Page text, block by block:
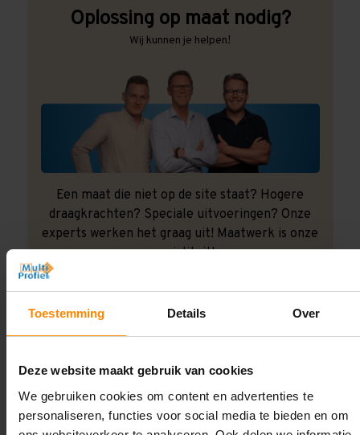
Toestemming Details Over
Deze website maakt gebruik van cookies
We gebruiken cookies om content en advertenties te
personaliseren, functies voor social media te bieden en om
Oplossing op maat nodig?
Wij kunnen je helpen!
Een maat die niet op de site staat? Hogere
draagkrachten? Speciale uitvoeringen? Onze
experts werken het graag uit! Maatwerk is onze
specialiteit!
Montage uitbesteden?